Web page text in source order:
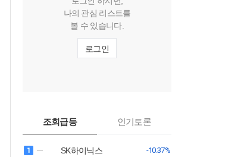
나의 관심 리스트를
볼 수 있습니다.
로그인
조회급등 인기토론
SK하이닉스 -10.37%